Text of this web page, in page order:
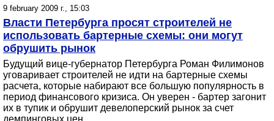
9 february 2009 г., 15:03
Власти Петербурга просят строителей не
использовать бартерные схемы: они могут
обрушить рынок
Будущий вице-губернатор Петербурга Роман Филимонов
уговаривает строителей не идти на бартерные схемы
расчета, которые набирают все большую популярность в
период финансового кризиса. Он уверен - бартер загонит
их в тупик и обрушит девелоперский рынок за счет
демпинговых цен.